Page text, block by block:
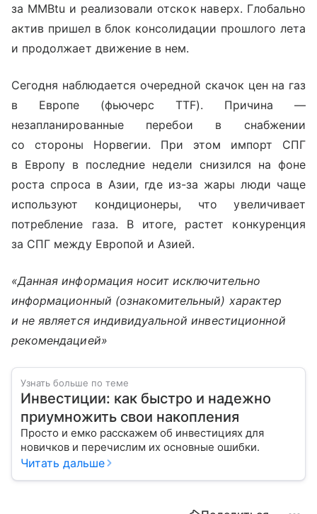
за MMBtu и реализовали отскок наверх. Глобально
актив пришел в блок консолидации прошлого лета
и продолжает движение в нем.
Сегодня наблюдается очередной скачок цен на газ
в Европе (фьючерс TTF). Причина —
незапланированные перебои в снабжении
со стороны Норвегии. При этом импорт СПГ
в Европу в последние недели снизился на фоне
роста спроса в Азии, где из-за жары люди чаще
используют кондиционеры, что увеличивает
потребление газа. В итоге, растет конкуренция
за СПГ между Европой и Азией.
«Данная информация носит исключительно
информационный (ознакомительный) характер
и не является индивидуальной инвестиционной
рекомендацией»
Узнать больше по теме
Инвестиции: как быстро и надежно
приумножить свои накопления
Просто и емко расскажем об инвестициях для
новичков и перечислим их основные ошибки.
Читать дальше